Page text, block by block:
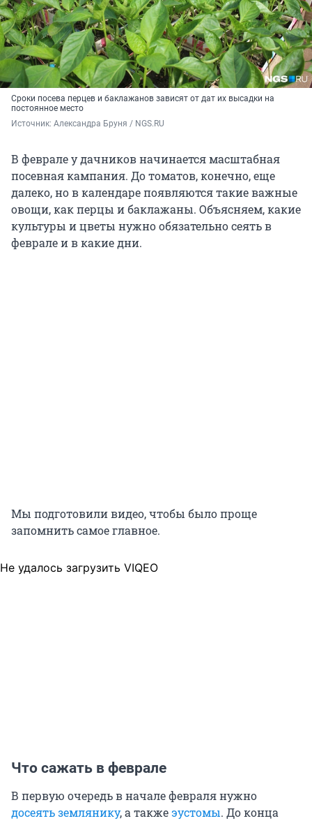
Сроки посева перцев и баклажанов зависят от дат их высадки на
постоянное место
Источник: Александра Бруня / NGS.RU
В феврале у дачников начинается масштабная
посевная кампания. До томатов, конечно, еще
далеко, но в календаре появляются такие важные
овощи, как перцы и баклажаны. Объясняем, какие
культуры и цветы нужно обязательно сеять в
феврале и в какие дни.
Мы подготовили видео, чтобы было проще
запомнить самое главное.
Не удалось загрузить VIQEO
Что сажать в феврале
В первую очередь в начале февраля нужно
досеять землянику, а такжеэустомы. До конца